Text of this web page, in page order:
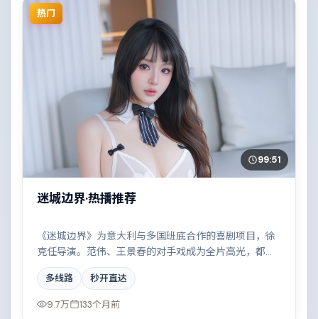
热门
99:51
迷城边界·热播推荐
《迷城边界》为意大利与多国班底合作的喜剧项目，徐
克任导演。范伟、王景春的对手戏成为全片高光，都市
霓虹下的人性试炼与自我救赎。配乐与摄影风格统一，
具备院线质感。
多线路 秒开直达
9.7万 133个月前